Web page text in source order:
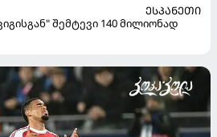
ᲔᲡᲞᲐᲜᲔᲗᲘ
შემტევი 140 მილიონად